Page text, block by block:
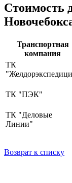
Стоимость
Транспортная
компания
ТК
ТК "ПЭК"
ТК "Деловые
Линии"
Возврат к списку